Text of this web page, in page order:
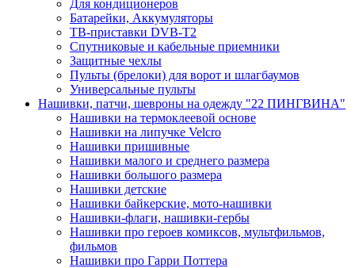
Для кондиционеров
Батарейки, Аккумуляторы
ТВ-приставки DVB-T2
Спутниковые и кабельные приемники
Защитные чехлы
Пульты (брелоки) для ворот и шлагбаумов
Универсальные пульты
Нашивки, патчи, шевроны на одежду "22 ПИНГВИНА"
Нашивки на термоклеевой основе
Нашивки на липучке Velcro
Нашивки пришивные
Нашивки малого и среднего размера
Нашивки большого размера
Нашивки детские
Нашивки байкерские, мото-нашивки
Нашивки-флаги, нашивки-гербы
Нашивки про героев комиксов, мультфильмов,
фильмов
Нашивки про Гарри Поттера